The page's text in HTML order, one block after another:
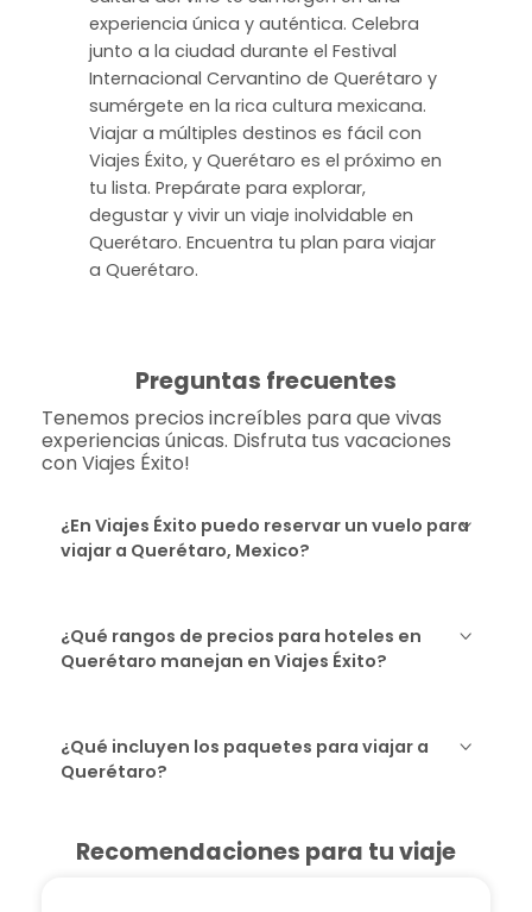
experiencia única y auténtica. Celebra
junto a la ciudad durante el Festival
Internacional Cervantino de Querétaro y
sumérgete en la rica cultura mexicana.
Viajar a múltiples destinos es fácil con
Viajes Éxito, y Querétaro es el próximo en
tu lista. Prepárate para explorar,
degustar y vivir un viaje inolvidable en
Querétaro. Encuentra tu plan para viajar
a Querétaro.
Preguntas frecuentes
Tenemos precios increíbles para que vivas
experiencias únicas. Disfruta tus vacaciones
con Viajes Éxito!
¿En Viajes Éxito puedo reservar un vuelo para
viajar a Querétaro, Mexico?
¿Qué rangos de precios para hoteles en
Querétaro manejan en Viajes Éxito?
¿Qué incluyen los paquetes para viajar a
Querétaro?
Recomendaciones para tu viaje